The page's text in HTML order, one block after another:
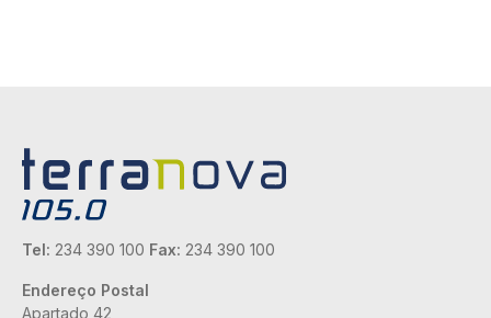
Tel: 234 390 100 Fax: 234 390 100
Endereço Postal
Apartado 42